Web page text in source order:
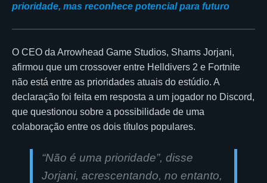
prioridade, mas reconhece potencial para futuro
O CEO da Arrowhead Game Studios, Shams Jorjani,
afirmou que um crossover entre Helldivers 2 e Fortnite
não está entre as prioridades atuais do estúdio. A
declaração foi feita em resposta a um jogador no Discord,
que questionou sobre a possibilidade de uma
colaboração entre os dois títulos populares.
“Não é uma prioridade”, disse
Jorjani, acrescentando, no entanto,